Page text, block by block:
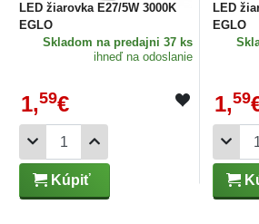
LED žiarovka E27/5W 3000K
EGLO
Skladom na predajni 37 ks
ihneď na odoslanie
1,59€
Kúpiť
LED
EGLO
1,59